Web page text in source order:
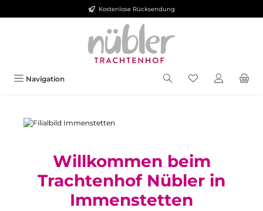
Zum Hauptinhalt springen Kostenlose Rücksendung
Navigation
Willkommen beim
Trachtenhof Nübler in
Immenstetten